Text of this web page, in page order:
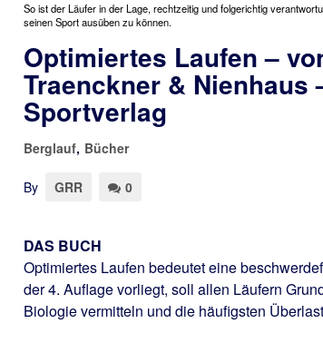
So ist der Läufer in der Lage, rechtzeitig und folgerichtig
seinen Sport ausüben zu können.
Optimiertes Laufen –
Traenckner & Nienhaus
Sportverlag
Berglauf, Bücher
By GRR 0
DAS BUCH
Optimiertes Laufen bedeutet eine
der 4. Auflage vorliegt, soll allen Läufern
Biologie vermitteln und die häufigsten